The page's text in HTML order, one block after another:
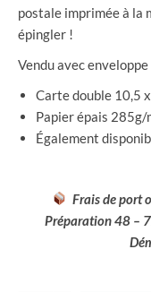
postale imprimée à la
épingler !
Vendu avec
Carte double 10,5
Papier épais 285g/
Également
Frais de port
Préparation 48 –